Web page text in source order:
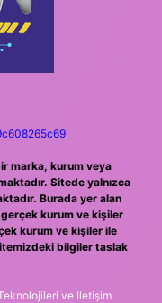
marka, kurum veya
Sitede yalnızca
Burada yer alan
kurum ve kişiler
kurum ve kişiler ile
bilgiler taslak
ve İletişim